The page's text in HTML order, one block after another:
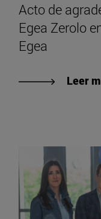
Acto de
Egea Zerolo
Egea
Leer